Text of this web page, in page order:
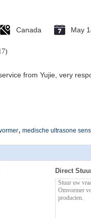
Canada May
from Yujie, very
, medische ultrasone
Direct